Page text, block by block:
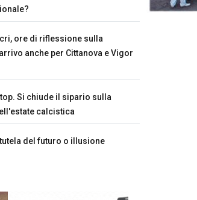
ore di riflessione sulla
anche per Cittanova e Vigor
Si chiude il sipario sulla
calcistica
tutela del futuro o illusione